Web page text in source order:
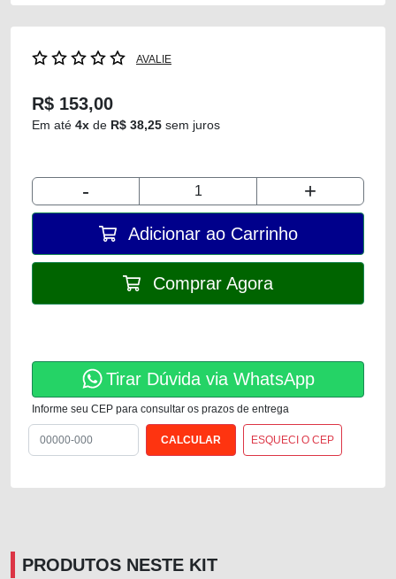
AVALIE
R$ 153,00
Em até 4x de R$ 38,25 sem juros
- +
Adicionar ao Carrinho
Comprar Agora
Tirar Dúvida via WhatsApp
Informe seu CEP para consultar os prazos de entrega
ESQUECI O CEP
PRODUTOS NESTE KIT